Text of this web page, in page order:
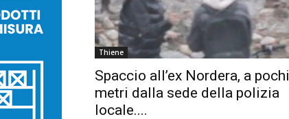
Thiene
Spaccio all’ex Nordera, a pochi
metri dalla sede della polizia
locale....